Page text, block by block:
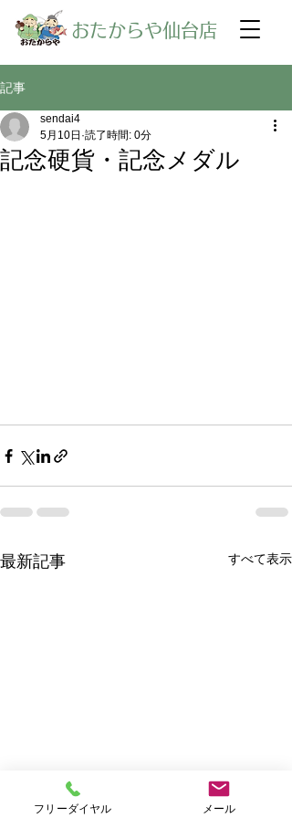
​おたからや仙台店
記事
記念硬貨・記念メダル
sendai4
5月10日 読了時間: 0分
最新記事 すべて表示
フリーダイヤル メール